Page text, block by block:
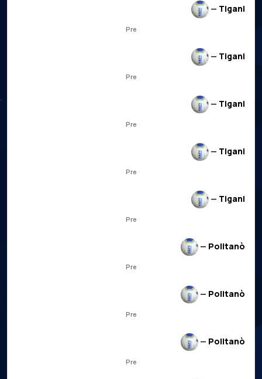
— Tigani
Pre
— Tigani
Pre
— Tigani
Pre
— Tigani
Pre
— Tigani
Pre
— Politanò
Pre
— Politanò
Pre
— Politanò
Pre